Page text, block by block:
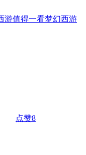
游值得一看梦幻西游
点赞8